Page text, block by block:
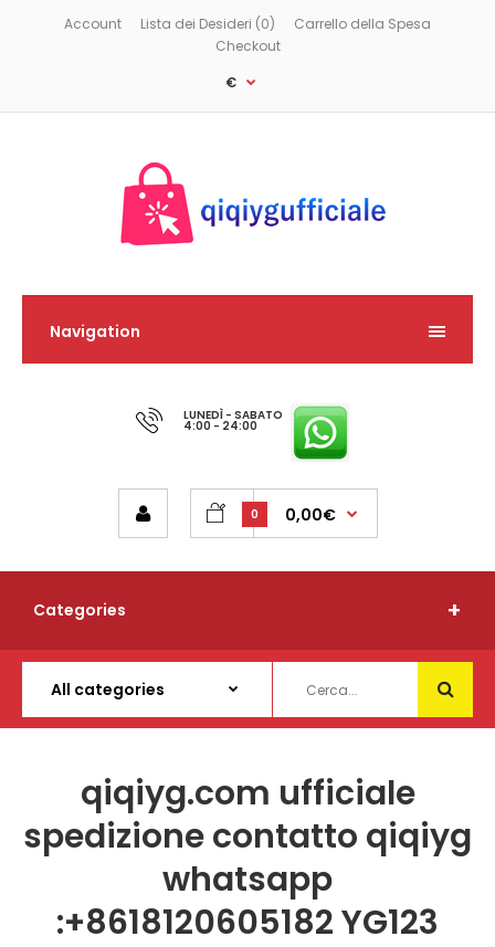
Account Lista dei Desideri (0)
Carrello della Spesa
Checkout
€
Navigation
LUNEDÌ - SABATO
4:00 - 24:00
0 0,00€
Categories
qiqiyg.com ufficiale
spedizione contatto qiqiyg
whatsapp
:+8618120605182 YG123